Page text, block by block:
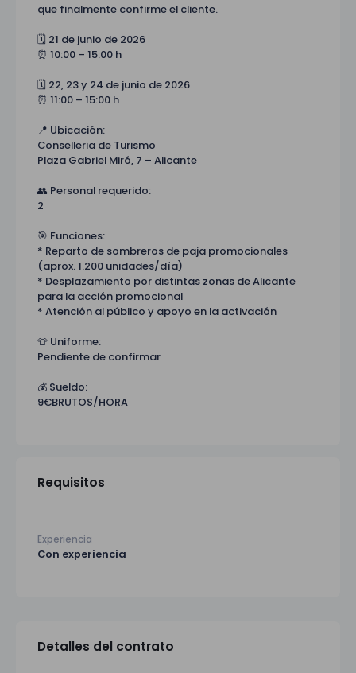
que finalmente confirme el cliente.
🗓️ 21 de junio de 2026
⏰ 10:00 – 15:00 h
🗓️ 22, 23 y 24 de junio de 2026
⏰ 11:00 – 15:00 h
📍 Ubicación:
Conselleria de Turismo
Plaza Gabriel Miró, 7 – Alicante
👥 Personal requerido:
2
🎯 Funciones:
* Reparto de sombreros de paja promocionales
(aprox. 1.200 unidades/día)
* Desplazamiento por distintas zonas de Alicante
para la acción promocional
* Atención al público y apoyo en la activación
👕 Uniforme:
Pendiente de confirmar
💰 Sueldo:
9€BRUTOS/HORA
Requisitos
Experiencia
Con experiencia
Detalles del contrato